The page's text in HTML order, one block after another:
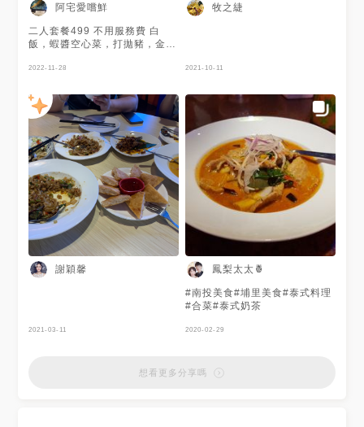
阿宅愛嚐鮮
二人套餐499 不用服務費 白
飯，蝦醬空心菜，打拋豬，金錢
加一道咖喱滑蛋炒蟹 選的🦀️很
雜馬來西亞料理，螃蟹料理很不
錯 奶茶不會太死甜，符合台灣
人口味
2022-11-28
牧之緁
2021-10-11
謝穎馨
2021-03-11
鳳梨太太🍍
#南投美食#埔里美食#泰式料理
#合菜#泰式奶茶
2020-02-29
想看更多分享嗎